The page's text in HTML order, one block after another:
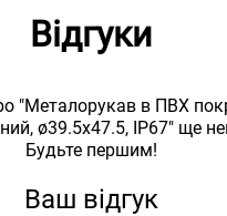
Відгуки
"Металорукав в ПВХ
ø39.5x47.5, IP67" ще
Будьте першим!
Ваш відгук